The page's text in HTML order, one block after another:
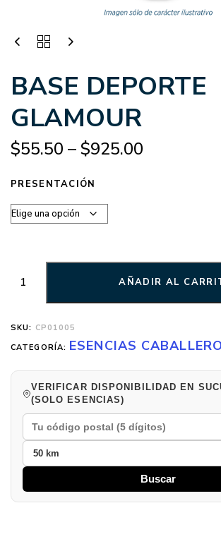
BASE DEPORTE
GLAMOUR
$55.50 –$925.00
PRESENTACIÓN
AÑADIR AL
SKU: CP01005
CATEGORÍA: ESENCIAS
VERIFICAR DISPONIBILIDAD EN
(SOLO ESENCIAS)
Buscar